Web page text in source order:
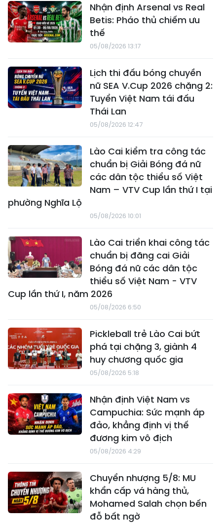
Nhận định Arsenal vs Real
Betis: Pháo thủ chiếm ưu
thế
05/08/2026 13:17
Lịch thi đấu bóng chuyền
nữ SEA V.Cup 2026 chặng 2:
Tuyển Việt Nam tái đấu
Thái Lan
05/08/2026 12:47
Lào Cai kiểm tra công tác
chuẩn bị Giải Bóng đá nữ
các dân tộc thiểu số Việt
Nam – VTV Cup lần thứ I tại
phường Nghĩa Lộ
05/08/2026 10:01
Lào Cai triển khai công tác
chuẩn bị đăng cai Giải
Bóng đá nữ các dân tộc
thiểu số Việt Nam - VTV
Cup lần thứ I, năm 2026
05/08/2026 6:50
Pickleball trẻ Lào Cai bứt
phá tại chặng 3, giành 4
huy chương quốc gia
05/08/2026 5:18
Nhận định Việt Nam vs
Campuchia: Sức mạnh áp
đảo, khẳng định vị thế
đương kim vô địch
05/08/2026 4:29
Chuyển nhượng 5/8: MU
khẩn cấp vá hàng thủ,
Mohamed Salah chọn bến
đỗ bất ngờ